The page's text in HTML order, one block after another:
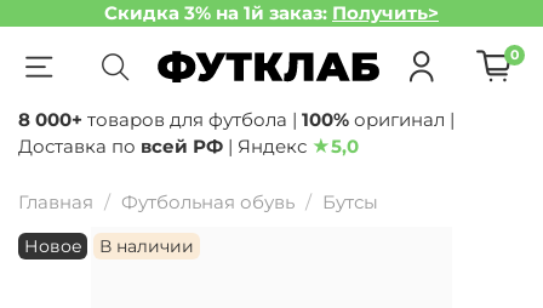
Скидка 3% на 1й заказ: Получить>
0
8 000+ товаров для футбола | 100% оригинал |
Доставка по всей РФ | Яндекс ★5,0
Главная Футбольная обувь Бутсы
Новое В наличии